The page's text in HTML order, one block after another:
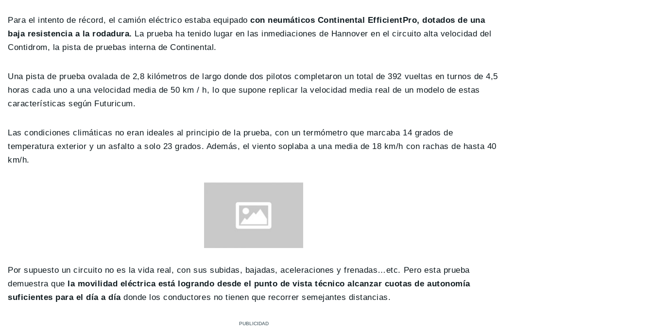
Para el intento de récord, el camión eléctrico estaba equipadocon neumáticos Continental EfficientPro, dotados de una
baja resistencia a la rodadura. La prueba ha tenido lugar en las inmediaciones de Hannover en el circuito alta velocidad del
Contidrom, la pista de pruebas interna de Continental.
Una pista de prueba ovalada de 2,8 kilómetros de largo donde dos pilotos completaron un total de 392 vueltas en turnos de 4,5
horas cada uno a una velocidad media de 50 km / h, lo que supone replicar la velocidad media real de un modelo de estas
características según Futuricum.
Las condiciones climáticas no eran ideales al principio de la prueba, con un termómetro que marcaba 14 grados de
temperatura exterior y un asfalto a solo 23 grados. Además, el viento soplaba a una media de 18 km/h con rachas de hasta 40
km/h.
Por supuesto un circuito no es la vida real, con sus subidas, bajadas, aceleraciones y frenadas…etc. Pero esta prueba
demuestra que la movilidad eléctrica está logrando desde el punto de vista técnico alcanzar cuotas de autonomía
suficientes para el día a díadonde los conductores no tienen que recorrer semejantes distancias.